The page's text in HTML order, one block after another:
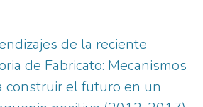
en Colombia
en la integración en varios
-- En el primer semestre de 2013
decisiones para hacer una
total sistemática del comercio
los países miembros, y de definieron
de la reciente
de Fabricato: Mecanismos
construir el futuro en un